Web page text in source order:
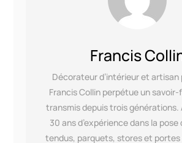
Francis
Décorateur d’intérieur et artisan
Francis Collin perpétue un
transmis depuis trois générations.
30 ans d’expérience dans la pose
tendus, parquets, stores et portes